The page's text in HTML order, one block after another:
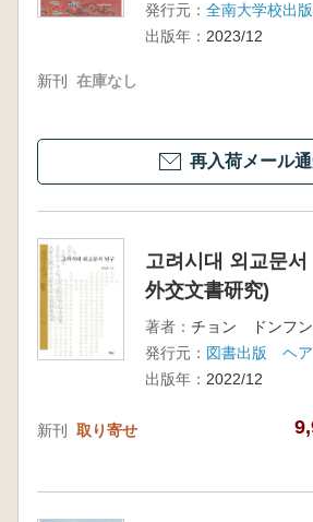
発行元： 全南大学校出
出版年： 2023/12
新刊 在庫なし
再入荷メール
고려시대 외교문
外交文書研究)
著者： チョン ドンフン
発行元： 図書出版 ヘ
出版年： 2022/12
新刊 取り寄せ